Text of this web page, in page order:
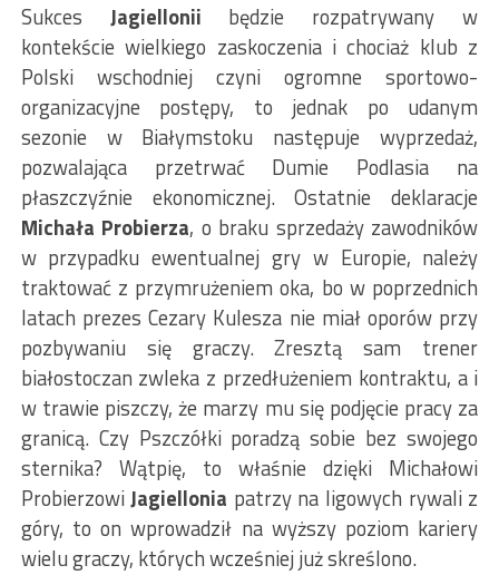
Sukces Jagiellonii będzie rozpatrywany w
kontekście wielkiego zaskoczenia i chociaż klub z
Polski wschodniej czyni ogromne sportowo-
organizacyjne postępy, to jednak po udanym
sezonie w Białymstoku następuje wyprzedaż,
pozwalająca przetrwać Dumie Podlasia na
płaszczyźnie ekonomicznej. Ostatnie deklaracje
Michała Probierza, o braku sprzedaży zawodników
w przypadku ewentualnej gry w Europie, należy
traktować z przymrużeniem oka, bo w poprzednich
latach prezes Cezary Kulesza nie miał oporów przy
pozbywaniu się graczy. Zresztą sam trener
białostoczan zwleka z przedłużeniem kontraktu, a i
w trawie piszczy, że marzy mu się podjęcie pracy za
granicą. Czy Pszczółki poradzą sobie bez swojego
sternika? Wątpię, to właśnie dzięki Michałowi
ProbierzowiJagiellonia patrzy na ligowych rywali z
góry, to on wprowadził na wyższy poziom kariery
wielu graczy, których wcześniej już skreślono.